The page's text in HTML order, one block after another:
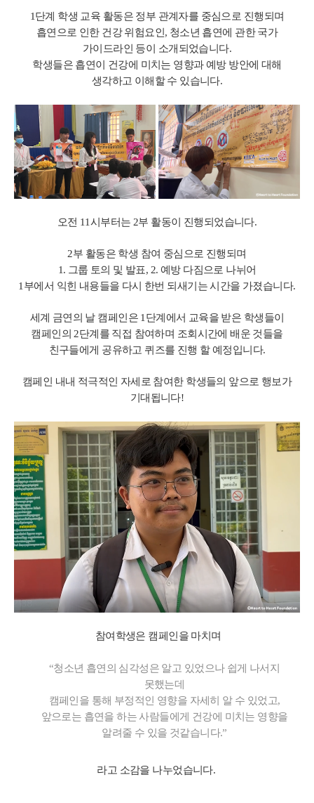
1단계 학생 교육 활동은 정부 관계자를 중심으로 진행되며
흡연으로 인한 건강 위험요인, 청소년 흡연에 관한 국가
가이드라인 등이 소개되었습니다.
학생들은 흡연이 건강에 미치는 영향과 예방 방안에 대해
생각하고 이해할 수 있습니다.
오전 11시부터는 2부 활동이 진행되었습니다.
2부 활동은 학생 참여 중심으로 진행되며
1. 그룹 토의 및 발표, 2. 예방 다짐으로 나뉘어
1부에서 익힌 내용들을 다시 한번 되새기는 시간을 가졌습니다.
세계 금연의 날 캠페인은 1단계에서 교육을 받은 학생들이
캠페인의 2단계를 직접 참여하며 조회시간에 배운 것들을
친구들에게 공유하고 퀴즈를 진행 할 예정입니다.
캠페인 내내 적극적인 자세로 참여한 학생들의 앞으로 행보가
기대됩니다!
참여학생은 캠페인을 마치며
“청소년 흡연의 심각성은 알고 있었으나 쉽게 나서지
못했는데
캠페인을 통해 부정적인 영향을 자세히 알 수 있었고,
앞으로는 흡연을 하는 사람들에게 건강에 미치는 영향을
알려줄 수 있을 것같습니다.”
라고 소감을 나누었습니다.